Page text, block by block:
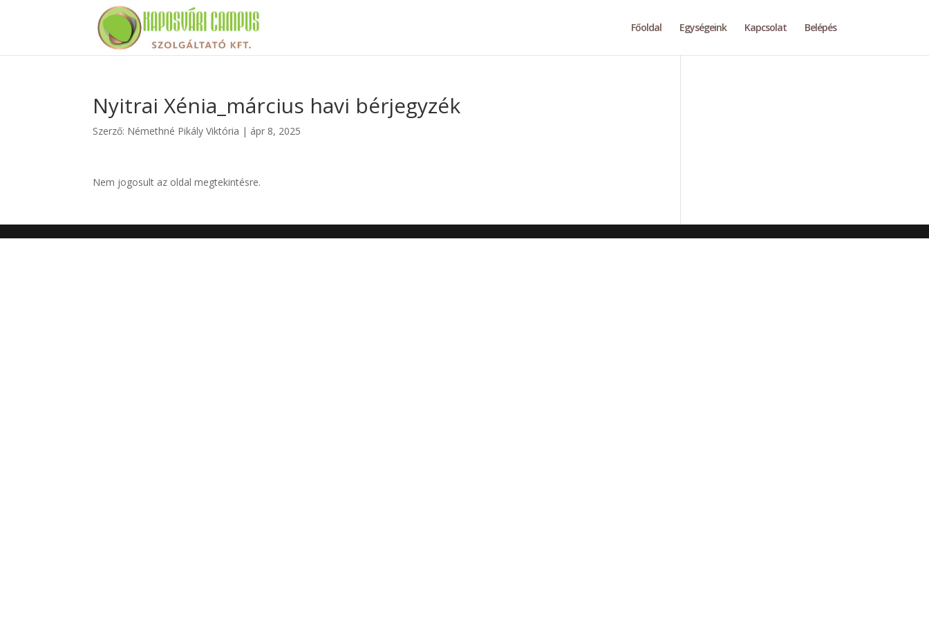
Főoldal Egységeink Kapcsolat Belépés
Nyitrai Xénia_március havi bérjegyzék
Szerző: Némethné Pikály Viktória | ápr 8, 2025
Nem jogosult az oldal megtekintésre.